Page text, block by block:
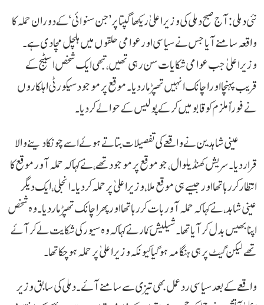
نئی دہلی: آج صبح دہلی کی وزیر اعلیٰ ریکھا گپتا پر ’جن سنوائی‘ کے دوران حملہ کا
واقعہ سامنے آیا جس نے سیاسی اور عوامی حلقوں میں ہلچل مچا دی ہے۔
وزیر اعلیٰ جب عوامی شکایات سن رہی تھیں، تبھی ایک شخص اسٹیج کے
قریب پہنچا اور اچانک انہیں تھپڑ مار دیا۔ موقع پر موجود سیکورٹی اہلکاروں
نے فوراً ملزم کو قابو میں کر کے پولیس کے حوالے کر دیا۔
عینی شاہدین نے واقعے کی تفصیلات بتاتے ہوئے اسے چونکا دینے والا
قرار دیا۔ سریش کھنڈیلوال، جو موقع پر موجود تھے، نے کہا کہ حملہ آور موقع کا
انتظار کر رہا تھا اور جیسے ہی موقع ملا، وزیر اعلیٰ پر حملہ کر دیا۔ انجلی، ایک دیگر
عینی شاہد، نے کہا کہ حملہ آور بات کر رہا تھا اور پھر اچانک تھپڑ مار دیا۔ وہ شخص
اپنا بھیس بدل کر آیا تھا۔ شیلیش کمار نے کہا کہ وہ سیور کی شکایت لے کر آئے
تھے لیکن گیٹ پر ہی ہنگامہ ہو گیا کیونکہ وزیر اعلیٰ پر حملہ ہو چکا تھا۔
واقعے کے بعد سیاسی ردعمل بھی تیزی سے سامنے آئے۔ دہلی کی سابق وزیر